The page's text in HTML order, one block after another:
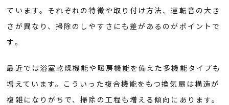
ています。それぞれの特徴や取り付け方法、運転音の大き
さが異なり、掃除のしやすさにも差があるのがポイントで
す。
最近では浴室乾燥機能や暖房機能を備えた多機能タイプも
増えています。こういった複合機能をもつ換気扇は構造が
複雑になりがちで、掃除の工程も増える傾向にあります。